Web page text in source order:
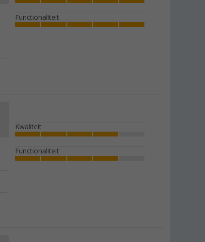
Functionaliteit
Kwaliteit
Functionaliteit